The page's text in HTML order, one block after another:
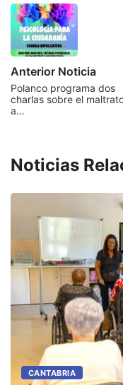
Anterior Noticia
Polanco programa dos
charlas sobre el
a…
Noticias
CANTABRIA